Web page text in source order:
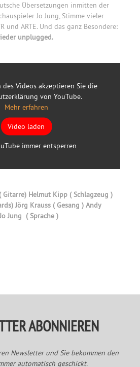
Übersetzungen inmitten der
Jo Jung, Stimme vieler
und ARTE. Und das ganz Besondere:
unplugged.
des Videos akzeptieren Sie die
von YouTube.
Mehr erfahren
Video laden
immer entsperren
Helmut Kipp ( Schlagzeug )
Jörg Krauss ( Gesang ) Andy
Jung ( Sprache )
ABONNIEREN
Newsletter und Sie bekommen den
automatisch geschickt.